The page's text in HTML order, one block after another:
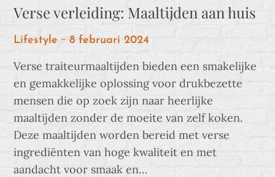
Verse verleiding: Maaltijden aan huis
Lifestyle
Posted
8 februari 2024
Verse traiteurmaaltijden bieden een smakelijke
en gemakkelijke oplossing voor drukbezette
mensen die op zoek zijn naar heerlijke
maaltijden zonder de moeite van zelf koken.
Deze maaltijden worden bereid met verse
ingrediënten van hoge kwaliteit en met
aandacht voor smaak en…